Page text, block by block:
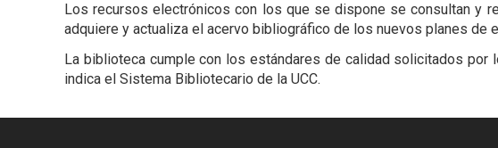
Los recursos electrónicos con los que se dispone se consultan y
adquiere y actualiza el acervo bibliográfico de los nuevos planes de
La biblioteca cumple con los estándares de calidad solicitados
indica el Sistema Bibliotecario de la UCC.